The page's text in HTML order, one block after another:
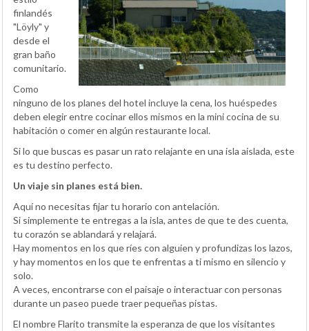
finlandés
"Löyly" y
desde el
gran baño
comunitario.
Como
ninguno de los planes del hotel incluye la cena, los huéspedes
deben elegir entre cocinar ellos mismos en la mini cocina de su
habitación o comer en algún restaurante local.
Si lo que buscas es pasar un rato relajante en una isla aislada, este
es tu destino perfecto.
Un viaje sin planes está bien.
Aquí no necesitas fijar tu horario con antelación.
Si simplemente te entregas a la isla, antes de que te des cuenta,
tu corazón se ablandará y relajará.
Hay momentos en los que ríes con alguien y profundizas los lazos,
y hay momentos en los que te enfrentas a ti mismo en silencio y
solo.
A veces, encontrarse con el paisaje o interactuar con personas
durante un paseo puede traer pequeñas pistas.
El nombre Flarito transmite la esperanza de que los visitantes